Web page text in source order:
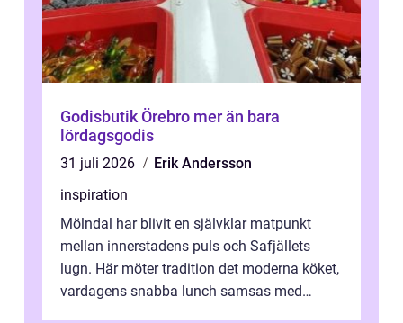
Godisbutik Örebro mer än bara
lördagsgodis
31 juli 2026
Erik Andersson
inspiration
Mölndal har blivit en självklar matpunkt
mellan innerstadens puls och Safjällets
lugn. Här möter tradition det moderna köket,
vardagens snabba lunch samsas med